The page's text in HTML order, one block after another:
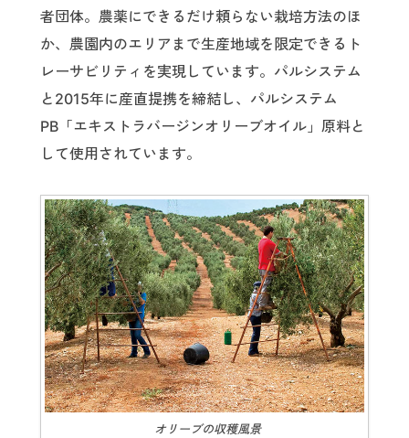
者団体。農薬にできるだけ頼らない栽培方法のほ
か、農園内のエリアまで生産地域を限定できるト
レーサビリティを実現しています。パルシステム
と2015年に産直提携を締結し、パルシステム
PB「エキストラバージンオリーブオイル」原料と
して使用されています。
オリーブの収穫風景